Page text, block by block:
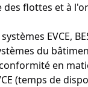
des flottes et à
EVCE,
du
en
(temps de